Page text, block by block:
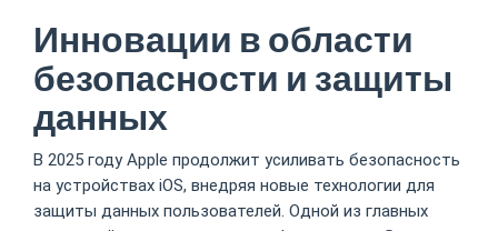
Инновации в области
безопасности и защиты
данных
В 2025 году Apple продолжит усиливать безопасность
на устройствах iOS, внедряя новые технологии для
защиты данных пользователей. Одной из главных